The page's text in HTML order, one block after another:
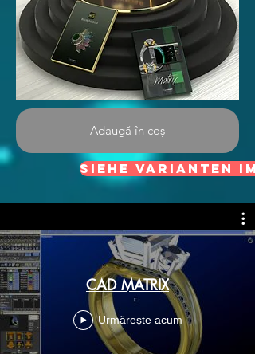
Adaugă în coș
Siehe Varianten
CAD MATRIX
Urmărește acum